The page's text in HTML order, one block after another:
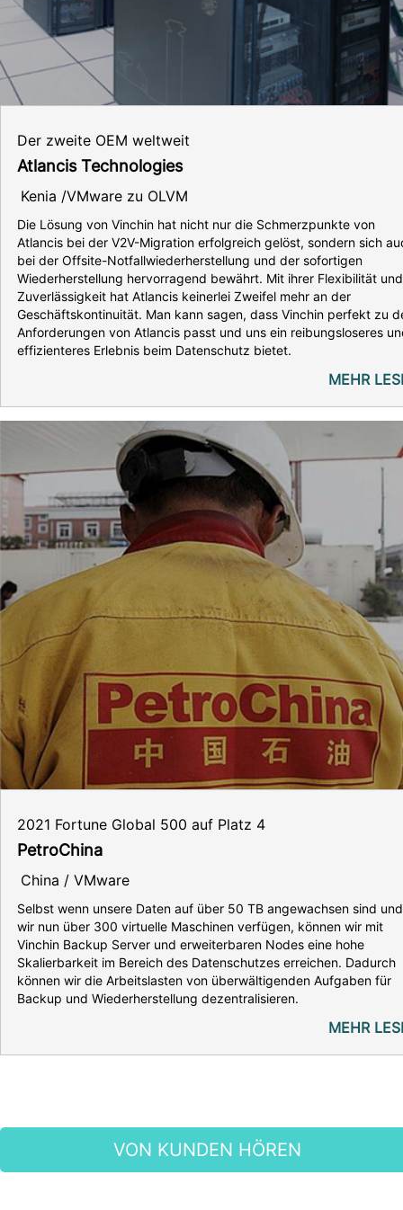
Der zweite OEM weltweit
Atlancis Technologies
Kenia /VMware zu OLVM
Die Lösung von Vinchin hat nicht nur die Schmerzpunkte von
Atlancis bei der V2V-Migration erfolgreich gelöst, sondern sich
bei der Offsite-Notfallwiederherstellung und der sofortigen
Wiederherstellung hervorragend bewährt. Mit ihrer Flexibilität und
Zuverlässigkeit hat Atlancis keinerlei Zweifel mehr an der
Geschäftskontinuität. Man kann sagen, dass Vinchin perfekt zu
Anforderungen von Atlancis passt und uns ein reibungsloseres
effizienteres Erlebnis beim Datenschutz bietet.
MEHR
2021 Fortune Global 500 auf Platz 4
PetroChina
China / VMware
Selbst wenn unsere Daten auf über 50 TB angewachsen sind und
wir nun über 300 virtuelle Maschinen verfügen, können wir mit
Vinchin Backup Server und erweiterbaren Nodes eine hohe
Skalierbarkeit im Bereich des Datenschutzes erreichen. Dadurch
können wir die Arbeitslasten von überwältigenden Aufgaben für
Backup und Wiederherstellung dezentralisieren.
MEHR
VON KUNDEN HÖREN